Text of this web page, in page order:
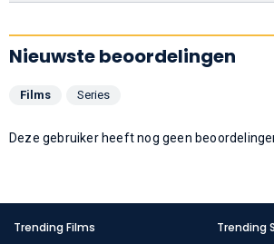
Nieuwste beoordelingen
Films Series
Deze gebruiker heeft nog geen
Trending Films Trending